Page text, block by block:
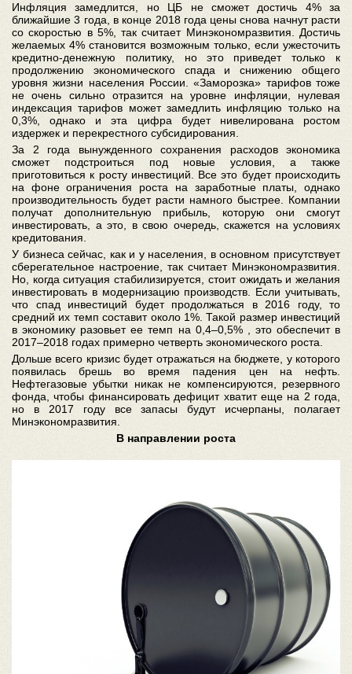
Инфляция замедлится, но ЦБ не сможет достичь 4% за
ближайшие 3 года, в конце 2018 года цены снова начнут расти
со скоростью в 5%, так считает Минэкономразвития. Достичь
желаемых 4% становится возможным только, если ужесточить
кредитно-денежную политику, но это приведет только к
продолжению экономического спада и снижению общего
уровня жизни населения России. «Заморозка» тарифов тоже
не очень сильно отразится на уровне инфляции, нулевая
индексация тарифов может замедлить инфляцию только на
0,3%, однако и эта цифра будет нивелирована ростом
издержек и перекрестного субсидирования.
За 2 года вынужденного сохранения расходов экономика
сможет подстроиться под новые условия, а также
приготовиться к росту инвестиций. Все это будет происходить
на фоне ограничения роста на заработные платы, однако
производительность будет расти намного быстрее. Компании
получат дополнительную прибыль, которую они смогут
инвестировать, а это, в свою очередь, скажется на условиях
кредитования.
У бизнеса сейчас, как и у населения, в основном присутствует
сберегательное настроение, так считает Минэкономразвития.
Но, когда ситуация стабилизируется, стоит ожидать и желания
инвестировать в модернизацию производств. Если учитывать,
что спад инвестиций будет продолжаться в 2016 году, то
средний их темп составит около 1%. Такой размер инвестиций
в экономику разовьет ее темп на 0,4–0,5% , это обеспечит в
2017–2018 годах примерно четверть экономического роста.
Дольше всего кризис будет отражаться на бюджете, у которого
появилась брешь во время падения цен на нефть.
Нефтегазовые убытки никак не компенсируются, резервного
фонда, чтобы финансировать дефицит хватит еще на 2 года,
но в 2017 году все запасы будут исчерпаны, полагает
Минэкономразвития.
В направлении роста